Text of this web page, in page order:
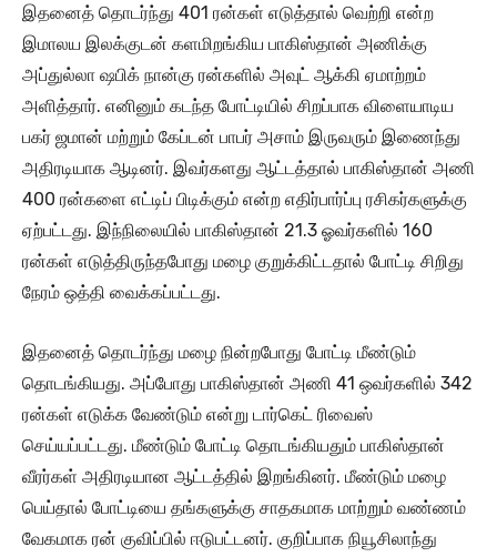
இதனைத் தொடர்ந்து 401 ரன்கள் எடுத்தால் வெற்றி என்ற
இமாலய இலக்குடன் களமிறங்கிய பாகிஸ்தான் அணிக்கு
அப்துல்லா ஷபிக் நான்கு ரன்களில் அவுட் ஆக்கி ஏமாற்றம்
அளித்தார். எனினும் கடந்த போட்டியில் சிறப்பாக விளையாடிய
பகர் ஜமான் மற்றும் கேப்டன் பாபர் அசாம் இருவரும் இணைந்து
அதிரடியாக ஆடினர். இவர்களது ஆட்டத்தால் பாகிஸ்தான் அணி
400 ரன்களை எட்டிப் பிடிக்கும் என்ற எதிர்பார்ப்பு ரசிகர்களுக்கு
ஏற்பட்டது. இந்நிலையில் பாகிஸ்தான் 21.3 ஓவர்களில் 160
ரன்கள் எடுத்திருந்தபோது மழை குறுக்கிட்டதால் போட்டி சிறிது
நேரம் ஒத்தி வைக்கப்பட்டது.
இதனைத் தொடர்ந்து மழை நின்றபோது போட்டி மீண்டும்
தொடங்கியது. அப்போது பாகிஸ்தான் அணி 41 ஒவர்களில் 342
ரன்கள் எடுக்க வேண்டும் என்று டார்கெட் ரிவைஸ்
செய்யப்பட்டது. மீண்டும் போட்டி தொடங்கியதும் பாகிஸ்தான்
வீரர்கள் அதிரடியான ஆட்டத்தில் இறங்கினர். மீண்டும் மழை
பெய்தால் போட்டியை தங்களுக்கு சாதகமாக மாற்றும் வண்ணம்
வேகமாக ரன் குவிப்பில் ஈடுபட்டனர். குறிப்பாக நியூசிலாந்து